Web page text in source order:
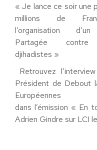
« Je lance ce soir une
millions de
l’organisation
Partagée contre
djihadistes »
Retrouvez
Président de Debout
Européennes
dans l’émission « En
Adrien Gindre sur LCI